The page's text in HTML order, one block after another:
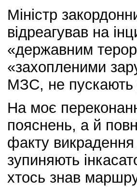
Міністр
відреагував на
«державним
«захопленими
МЗС, не пускають
На моє
пояснень, а й
факту
зупиняють
хтось знав